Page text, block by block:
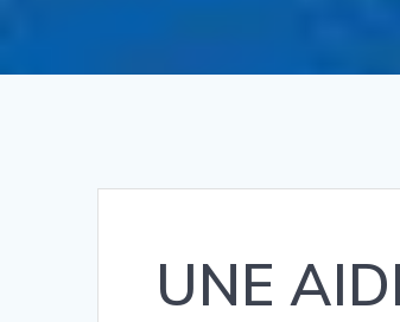
UNE